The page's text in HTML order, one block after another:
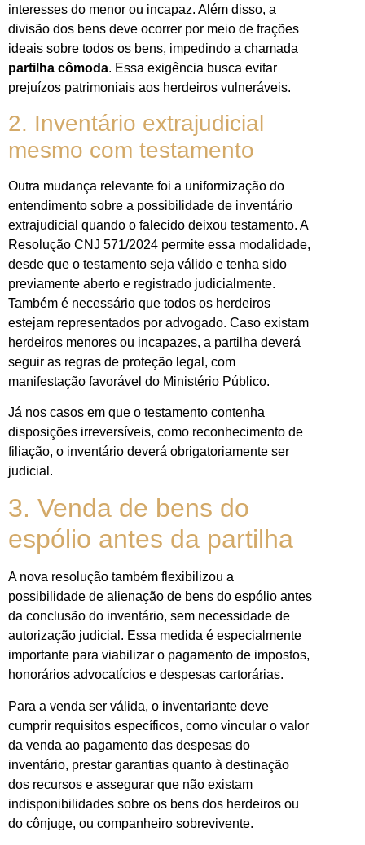
interesses do menor ou incapaz. Além disso, a
divisão dos bens deve ocorrer por meio de frações
ideais sobre todos os bens, impedindo a chamada
partilha cômoda. Essa exigência busca evitar
prejuízos patrimoniais aos herdeiros vulneráveis.
2. Inventário extrajudicial
mesmo com testamento
Outra mudança relevante foi a uniformização do
entendimento sobre a possibilidade de inventário
extrajudicial quando o falecido deixou testamento. A
Resolução CNJ 571/2024 permite essa modalidade,
desde que o testamento seja válido e tenha sido
previamente aberto e registrado judicialmente.
Também é necessário que todos os herdeiros
estejam representados por advogado. Caso existam
herdeiros menores ou incapazes, a partilha deverá
seguir as regras de proteção legal, com
manifestação favorável do Ministério Público.
Já nos casos em que o testamento contenha
disposições irreversíveis, como reconhecimento de
filiação, o inventário deverá obrigatoriamente ser
judicial.
3. Venda de bens do
espólio antes da partilha
A nova resolução também flexibilizou a
possibilidade de alienação de bens do espólio antes
da conclusão do inventário, sem necessidade de
autorização judicial. Essa medida é especialmente
importante para viabilizar o pagamento de impostos,
honorários advocatícios e despesas cartorárias.
Para a venda ser válida, o inventariante deve
cumprir requisitos específicos, como vincular o valor
da venda ao pagamento das despesas do
inventário, prestar garantias quanto à destinação
dos recursos e assegurar que não existam
indisponibilidades sobre os bens dos herdeiros ou
do cônjuge, ou companheiro sobrevivente.